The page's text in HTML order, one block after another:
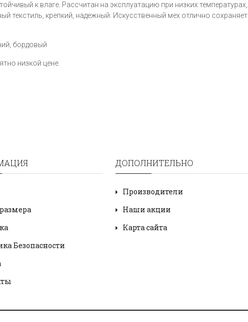
к влаге. Рассчитан на эксплуатацию при низких температурах,
текстиль, крепкий, надежный. Искусственный мех отлично сохраняет
бордовый
низкой цене.
Безопасности
ДОПОЛНИТЕЛЬНО
Производители
Наши акции
Карта сайта